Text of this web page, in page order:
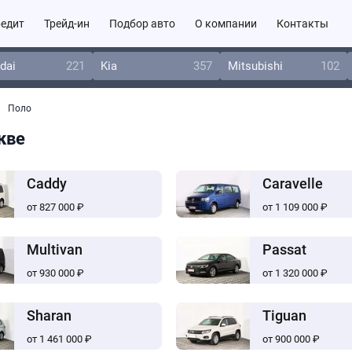
Трейд-ин Подбор авто О компании Контакты
221 Kia 357 Mitsubishi 102
Поло
Caddy
от 827 000 ₽
Caravelle
от 1 109 000 ₽
Multivan
от 930 000 ₽
Passat
от 1 320 000 ₽
Sharan
от 1 461 000 ₽
Tiguan
от 900 000 ₽